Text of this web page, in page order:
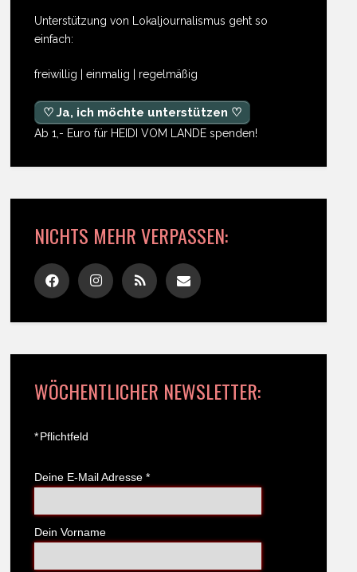
Unterstützung von Lokaljournalismus geht so
einfach:
freiwillig | einmalig | regelmäßig
♡ Ja, ich möchte unterstützen ♡
Ab 1,- Euro für HEIDI VOM LANDE spenden!
NICHTS MEHR VERPASSEN:
WÖCHENTLICHER NEWSLETTER:
*Pflichtfeld
Deine E-Mail Adresse *
Dein Vorname